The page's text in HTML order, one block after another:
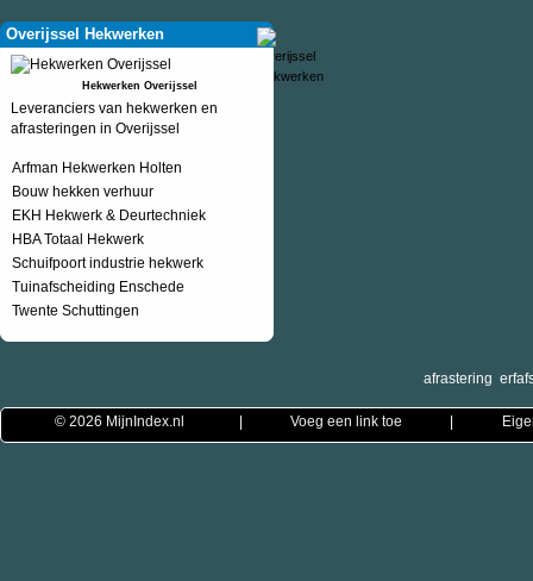
Overijssel Hekwerken
Hekwerken Overijssel
Leveranciers van hekwerken en
afrasteringen in Overijssel
Arfman Hekwerken Holten
Bouw hekken verhuur
EKH Hekwerk & Deurtechniek
HBA Totaal Hekwerk
Schuifpoort industrie hekwerk
Tuinafscheiding Enschede
Twente Schuttingen
afrastering
© 2026 MijnIndex.nl Voeg een link toe